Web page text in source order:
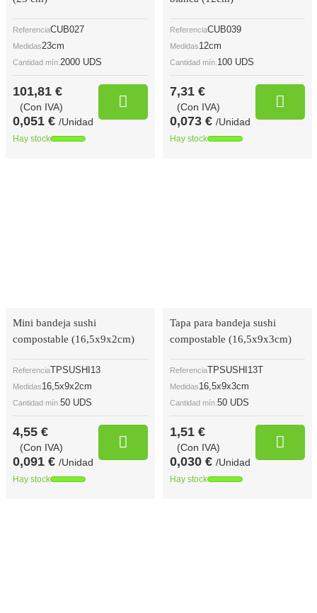
ReferenciaCUB027
Medidas23cm
Cantidad mín. 2000 UDS
101,81 €
(Con IVA)
0,051 € /Unidad
Hay stock
ReferenciaCUB039
Medidas12cm
Cantidad mín. 100 UDS
7,31 €
(Con IVA)
0,073 € /Unidad
Hay stock
Mini bandeja sushi
compostable (16,5x9x2cm)
ReferenciaTPSUSHI13
Medidas16,5x9x2cm
Cantidad mín. 50 UDS
4,55 €
(Con IVA)
0,091 € /Unidad
Hay stock
Tapa para bandeja sushi
compostable (16,5x9x3cm)
ReferenciaTPSUSHI13T
Medidas16,5x9x3cm
Cantidad mín. 50 UDS
1,51 €
(Con IVA)
0,030 € /Unidad
Hay stock